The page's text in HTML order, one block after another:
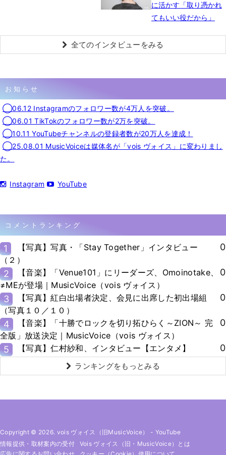
に活かす「取り憑かれ
てもいい役だから」
全てのインタビューをみる
お知らせ
◯06.12 Instagramのフォロワー数が4万人を突破。
◯06.01 TikTokのフォロワー数が2万を突破。
◯10.11 YouTubeチャンネルの登録者数が20万人を達成！
◯25.08.01 MusicVoiceは媒体名が「vois ヴォイス」に変わりまし
た。
Instagram YouTube
コメントランキング
1
【写真】写真・「Stay Together」インタビュー
（２）
0
2
【音楽】「Venue101」にリーダーズ、Omoinotake、
≠MEが登場｜MusicVoice（vois ヴォイス）
0
3
【写真】紅白出場者決定、会見に出席した初出場組
（写真１０／１０）
0
4
【音楽】「十勝でロックを切り拓ひらく～ZION～ 完
全版」放送決定｜MusicVoice（vois ヴォイス）
0
5 【写真】仁村紗和、インタビュー【エンタメ】 0
ランキングをもっとみる
Copyright © 2026. vois ヴォイス（旧MusicVoice） - YouTube
情報提供・取材案内の受付
Vois ヴォイス（旧・MusicVoice）とは